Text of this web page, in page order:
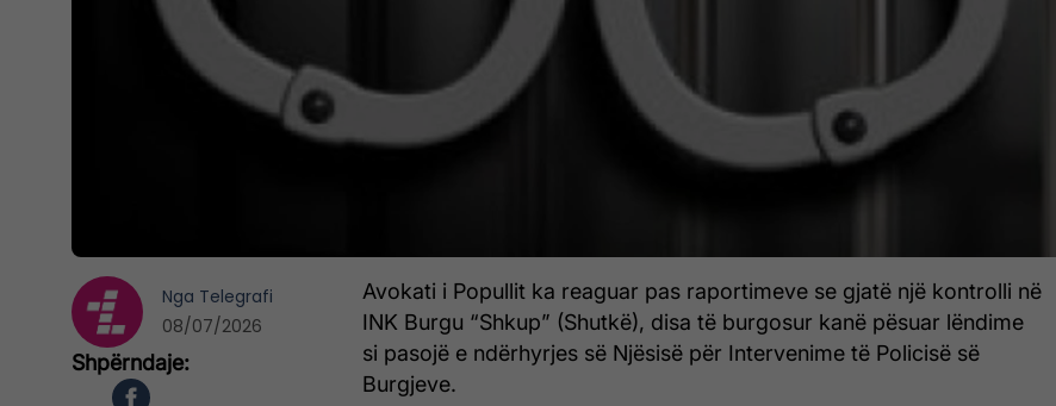
Avokati i Popullit ka reaguar pas raportimeve se gjatë një kontrolli në
INK Burgu “Shkup” (Shutkë), disa të burgosur kanë pësuar lëndime
si pasojë e ndërhyrjes së Njësisë për Intervenime të Policisë së
Burgjeve.
Nga Telegrafi
08/07/2026